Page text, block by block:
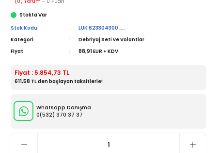
Stokta Var
Stok Kodu
LUK 623304300 ....
Kategori
Debriyaj Seti ve Volantlar
Fiyat
88,91 EUR + KDV
Fiyat : 5.854,73 TL
611,58 TL den başlayan taksitlerle!
Whatsapp Danışma
0(532) 370 37 37